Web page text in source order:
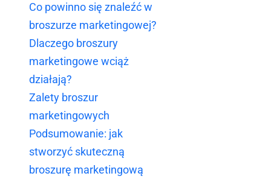
Co powinno się znaleźć w
broszurze marketingowej?
Dlaczego broszury
marketingowe wciąż
działają?
Zalety broszur
marketingowych
Podsumowanie: jak
stworzyć skuteczną
broszurę marketingową